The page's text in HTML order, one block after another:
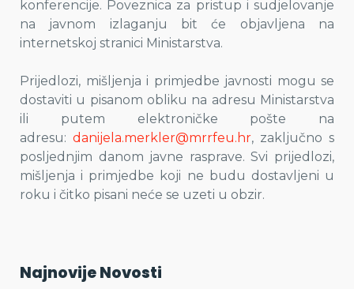
konferencije. Poveznica za pristup i sudjelovanje
na javnom izlaganju bit će objavljena na
internetskoj stranici Ministarstva.
Prijedlozi, mišljenja i primjedbe javnosti mogu se
dostaviti u pisanom obliku na adresu Ministarstva
ili putem elektroničke pošte na
adresu: danijela.merkler@mrrfeu.hr, zaključno s
posljednjim danom javne rasprave. Svi prijedlozi,
mišljenja i primjedbe koji ne budu dostavljeni u
roku i čitko pisani neće se uzeti u obzir.
Najnovije Novosti